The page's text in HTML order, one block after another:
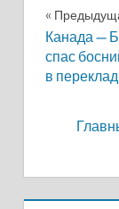
по
Канада —
спас
в